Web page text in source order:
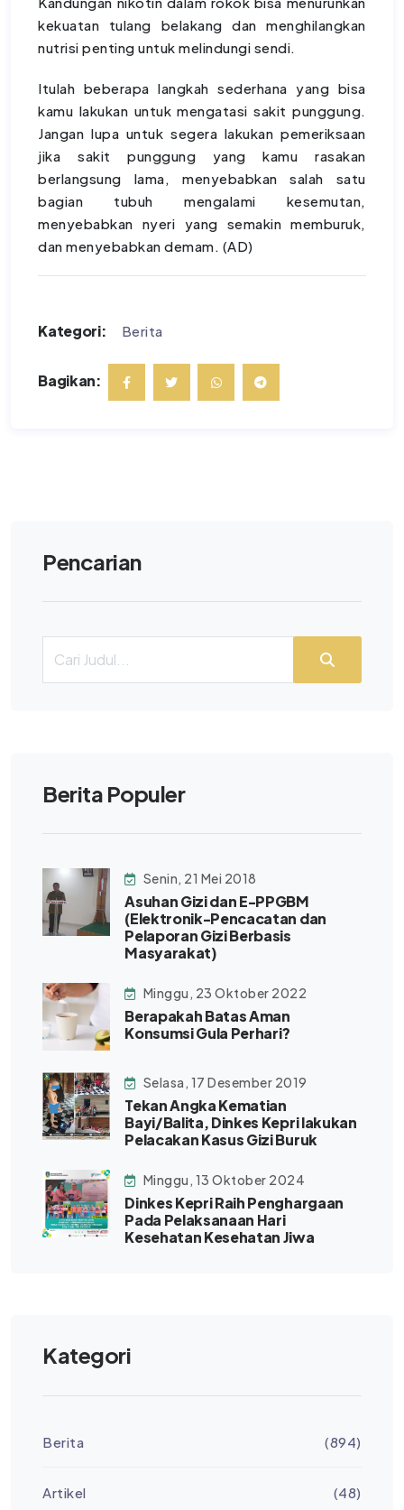
kekuatan tulang belakang dan menghilangkan
nutrisi penting untuk melindungi sendi.
Itulah beberapa langkah sederhana yang bisa
kamu lakukan untuk mengatasi sakit punggung.
Jangan lupa untuk segera lakukan pemeriksaan
jika sakit punggung yang kamu rasakan
berlangsung lama, menyebabkan salah satu
bagian tubuh mengalami kesemutan,
menyebabkan nyeri yang semakin memburuk,
dan menyebabkan demam. (AD)
Kategori: Berita
Bagikan:
Pencarian
Berita Populer
Senin, 21 Mei 2018
Asuhan Gizi dan E-PPGBM
(Elektronik-Pencacatan dan
Pelaporan Gizi Berbasis
Masyarakat)
Minggu, 23 Oktober 2022
Berapakah Batas Aman
Konsumsi Gula Perhari?
Selasa, 17 Desember 2019
Tekan Angka Kematian
Bayi/Balita, Dinkes Kepri lakukan
Pelacakan Kasus Gizi Buruk
Minggu, 13 Oktober 2024
Dinkes Kepri Raih Penghargaan
Pada Pelaksanaan Hari
Kesehatan Kesehatan Jiwa
Kategori
Berita (894)
Artikel (48)